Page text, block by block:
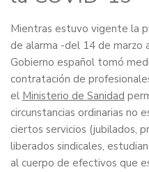
Mientras estuvo vigente la
de alarma -del 14 de marzo
Gobierno español tomó
contratación de
el Ministerio de Sanidad
circunstancias ordinarias no
ciertos servicios (jubilados,
liberados sindicales,
al cuerpo de efectivos que